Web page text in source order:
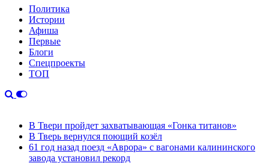
Политика
Истории
Афиша
Первые
Блоги
Спецпроекты
ТОП
В Твери пройдет захватывающая «Гонка титанов»
В Тверь вернулся поющий козёл
61 год назад поезд «Аврора» с вагонами калининского
завода установил рекорд